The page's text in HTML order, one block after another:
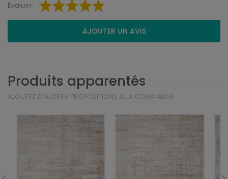
Évaluer:
AJOUTER UN AVIS
Produits apparentés
AJOUTEZ D’AUTRES PROPOSITIONS À LA COMMANDE